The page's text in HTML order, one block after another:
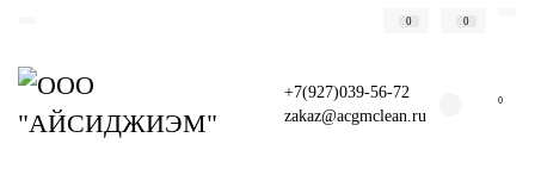
0 0
+7(927)039-56-72
zakaz@acgmclean.ru
0